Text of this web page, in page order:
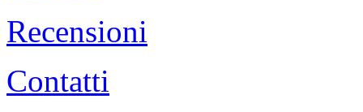
Recensioni
Contatti